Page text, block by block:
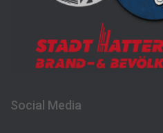
Social Media